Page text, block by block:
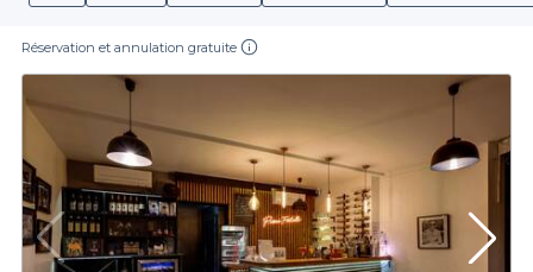
Réservation et annulation gratuite